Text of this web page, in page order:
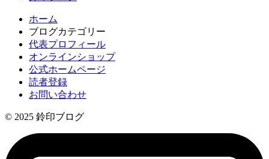
ホーム
ブログカテゴリー
代表プロフィール
オンラインショップ
公式ホームページ
読者登録
お問い合わせ
© 2025 鈴印ブログ